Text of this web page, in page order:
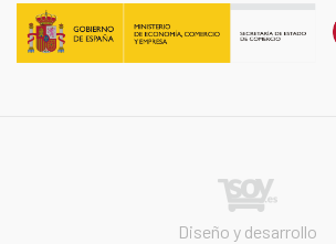
Diseño y desarrollo